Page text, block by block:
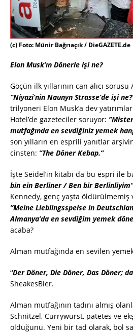
(c) Foto: Münir Bağrıaçık / DieGAZETE.de
Elon Musk’ın Dönerle işi ne?
Göçün ilk yıllarının can alıcı
”Niyazi’nin Naunyn Strasse’de işi
trilyoneri Elon Musk’a dev
Hotel’de gazeteciler soruyor:
mutfağında en sevdiğiniz yemek
son yılların en esprili yanıtlar
cinsten: ”The Döner Kebap.”
İşte Seidel’in kitabı da bu espri ile
bin ein Berliner / Ben bir Berlinliyim”
Kennedy, genç yaşta öldürülmemiş
”Meine Lieblingsspeise in
Almanya’da en sevdiğim yemek
acaba?
Alman mutfağında en sevilen
‘‘Der Döner, Die Döner, Das Döner;
SheakesBier.
Alman mutfağının tadını almış
Schnitzel, Currywurst, patetes ve
olduğunu. Yeni bir tad olarak, bol